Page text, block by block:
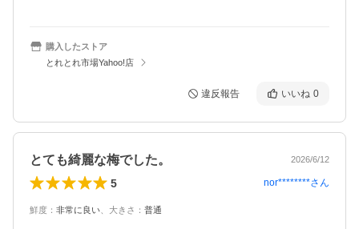
購入したストア
とれとれ市場Yahoo!店
違反報告 いいね 0
とても綺麗な梅でした。 2026/6/12
5 nor********さん
鮮度 ： 非常に良い 大きさ ： 普通